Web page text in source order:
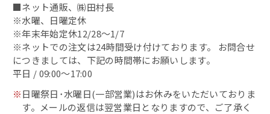
蟹の缶詰
へしこ漬
浜焼き鯖
出汁・削り節
■ネット通販、㈱田村長
※水曜、日曜定休
※年末年始定休12/28～1/7
※ネットでの注文は24時間受け付けております。 お問合せ
につきましては、下記の時間帯にお願いします。
平日 / 09:00～17:00
※日曜祭日･水曜日(一部営業)はお休みをいただいておりま
す。メールの返信は翌営業日となりますので、ご了承く